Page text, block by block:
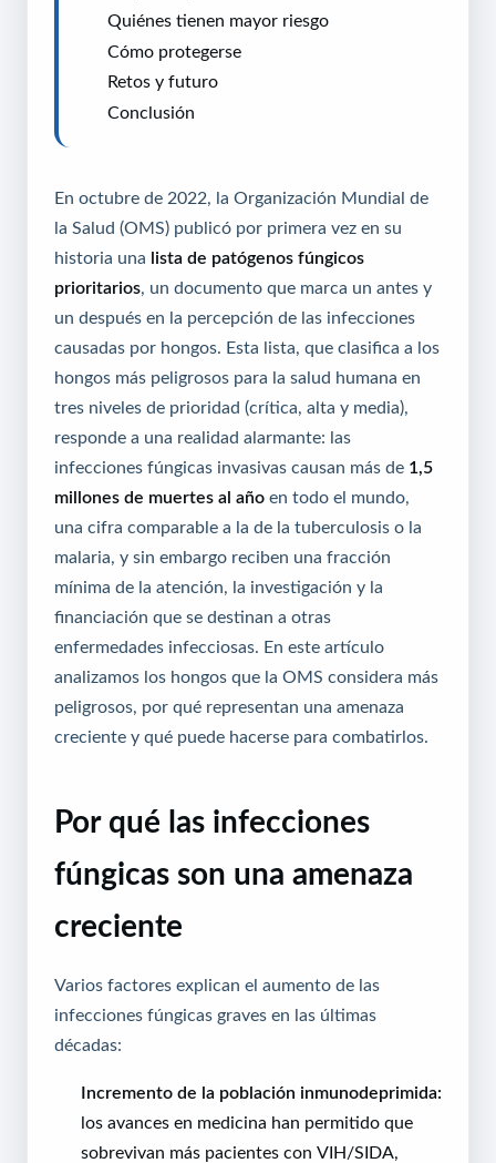
Quiénes tienen mayor riesgo
Cómo protegerse
Retos y futuro
Conclusión
En octubre de 2022, la Organización Mundial de
la Salud (OMS) publicó por primera vez en su
historia una lista de patógenos fúngicos
prioritarios, un documento que marca un antes y
un después en la percepción de las infecciones
causadas por hongos. Esta lista, que clasifica a los
hongos más peligrosos para la salud humana en
tres niveles de prioridad (crítica, alta y media),
responde a una realidad alarmante: las
infecciones fúngicas invasivas causan más de 1,5
millones de muertes al año en todo el mundo,
una cifra comparable a la de la tuberculosis o la
malaria, y sin embargo reciben una fracción
mínima de la atención, la investigación y la
financiación que se destinan a otras
enfermedades infecciosas. En este artículo
analizamos los hongos que la OMS considera más
peligrosos, por qué representan una amenaza
creciente y qué puede hacerse para combatirlos.
Por qué las infecciones
fúngicas son una amenaza
creciente
Varios factores explican el aumento de las
infecciones fúngicas graves en las últimas
décadas:
Incremento de la población inmunodeprimida:
los avances en medicina han permitido que
sobrevivan más pacientes con VIH/SIDA,